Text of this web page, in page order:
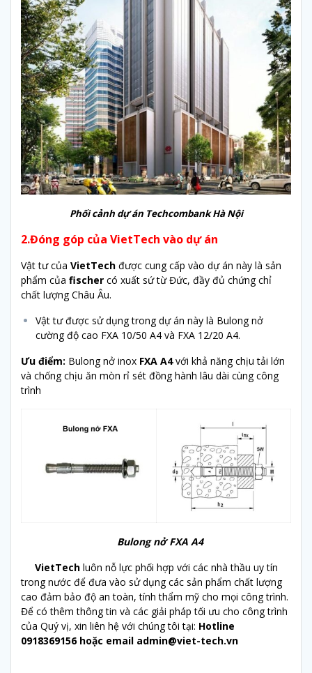
Phối cảnh dự án Techcombank Hà Nội
2.Đóng góp của VietTech vào dự án
Vật tư của VietTech được cung cấp vào dự án này là sản
phẩm của fischer có xuất sứ từ Đức, đầy đủ chứng chỉ
chất lượng Châu Âu.
Vật tư được sử dụng trong dự án này là Bulong nở
cường độ cao FXA 10/50 A4 và FXA 12/20 A4.
Ưu điểm: Bulong nở inox FXA A4với khả năng chịu tải lớn
và chống chịu ăn mòn rỉ sét đồng hành lâu dài cùng công
trình
Bulong nở FXA A4
VietTech luôn nỗ lực phối hợp với các nhà thầu uy tín
trong nước để đưa vào sử dụng các sản phẩm chất lượng
cao đảm bảo độ an toàn, tính thẩm mỹ cho mọi công trình.
Để có thêm thông tin và các giải pháp tối ưu cho công trình
của Quý vị, xin liên hệ với chúng tôi tại: Hotline
0918369156 hoặc email admin@viet-tech.vn